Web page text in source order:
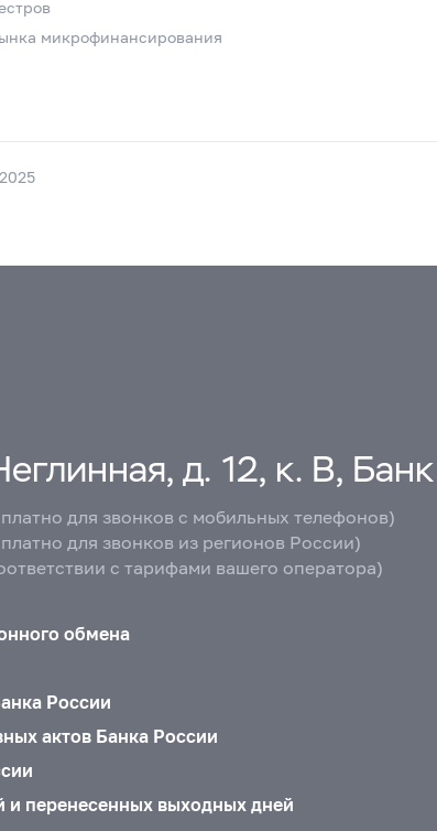
микрофинансирования
д. 12, к. В,
для звонков с мобильных телефонов)
для звонков из регионов России)
с тарифами вашего оператора)
обмена
России
актов Банка России
и перенесенных выходных дней